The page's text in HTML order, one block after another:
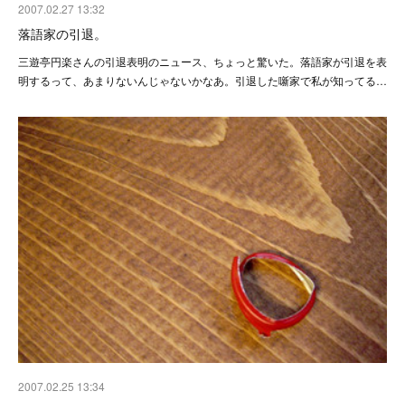
2007.02.27 13:32
落語家の引退。
三遊亭円楽さんの引退表明のニュース、ちょっと驚いた。落語家が引退を表
明するって、あまりないんじゃないかなあ。引退した噺家で私が知ってる…
2007.02.25 13:34